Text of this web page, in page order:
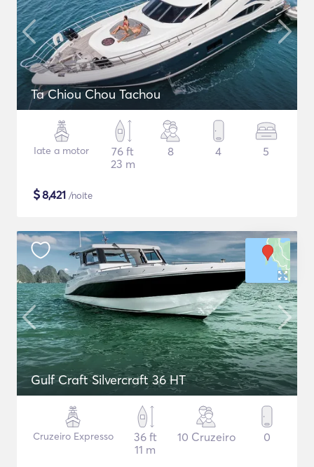
Ta Chiou Chou Tachou
Iate a motor
76 ft
23 m
8 4 5
$8,421 /noite
Gulf Craft Silvercraft 36 HT
Cruzeiro Expresso
36 ft
11 m
10 Cruzeiro 0